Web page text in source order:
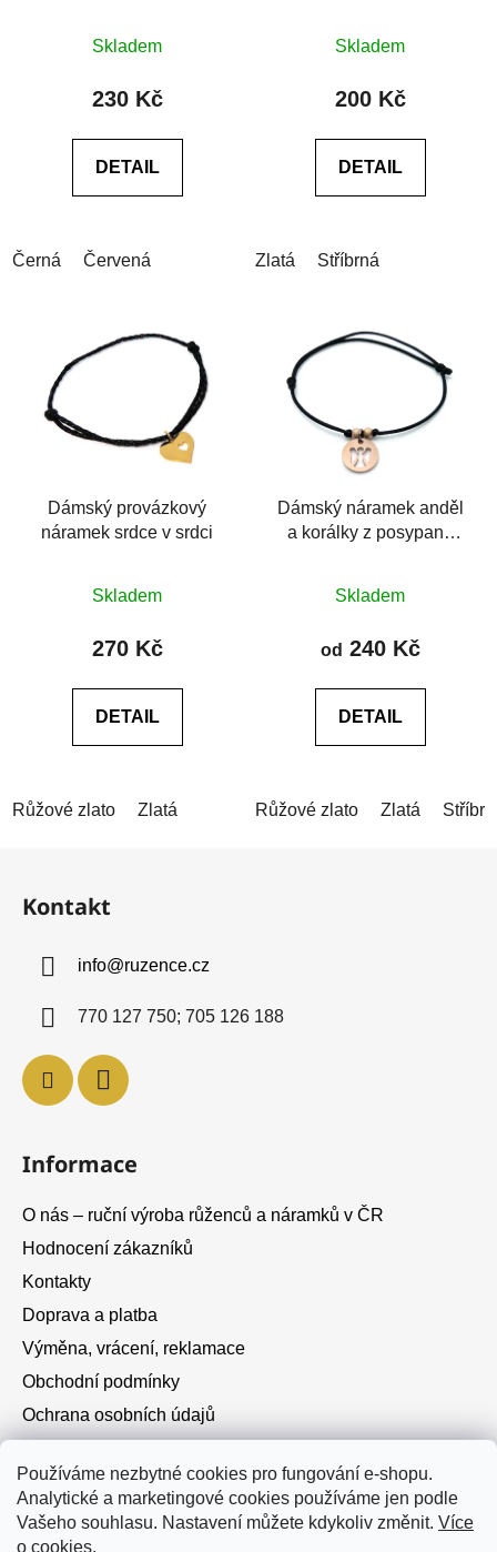
Používáme nezbytné cookies pro fungování e-shopu.
Analytické a marketingové cookies používáme jen podle
Vašeho souhlasu. Nastavení můžete kdykoliv změnit. Více
o cookies.
Skladem
230 Kč
DETAIL
Černá Červená
hodnocení
produktu
z
Skladem
200 Kč
DETAIL
Zlatá Stříbrná
Dámský provázkový
náramek srdce v srdci
hodnocení
produktu
z
Skladem
270 Kč
DETAIL
Růžové zlato Zlatá
Dámský náramek anděl
a korálky z posypané
Skladem
od 240 Kč
DETAIL
Růžové zlato Zlatá
Kontakt
info@ruzence.cz
770 127 750; 705 126 188
Informace
O nás – ruční výroba růženců a náramků v ČR
Hodnocení zákazníků
Kontakty
Doprava a platba
Výměna, vrácení, reklamace
Obchodní podmínky
Ochrana osobních údajů
Instagram